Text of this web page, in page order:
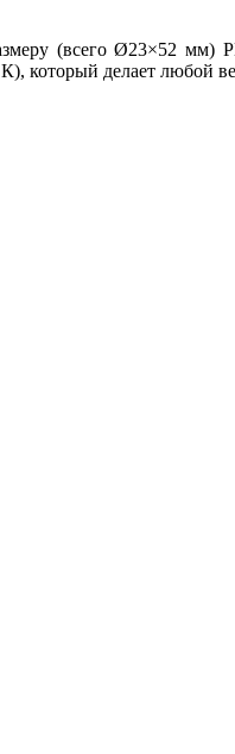
(всего Ø23×52
который делает любой